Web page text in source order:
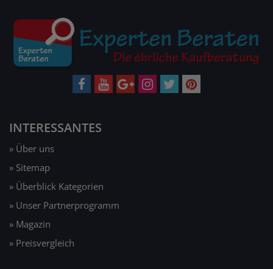
INTERESSANTES
» Über uns
» Sitemap
» Überblick Kategorien
» Unser Partnerprogramm
» Magazin
» Preisvergleich